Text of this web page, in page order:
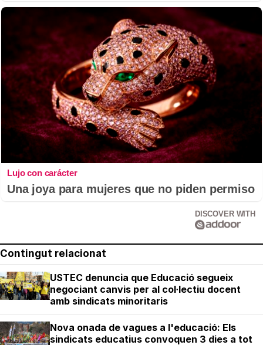
Lujo con carácter
Una joya para mujeres que no piden permiso
DISCOVER WITH
Contingut relacionat
USTEC denuncia que Educació segueix
negociant canvis per al col·lectiu docent
amb sindicats minoritaris
Nova onada de vagues a l'educació: Els
sindicats educatius convoquen 3 dies a tot